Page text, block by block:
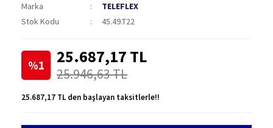
Marka
TELEFLEX
Stok Kodu
45.49.T22
%1 25.687,17 TL
25.946,63 TL
25.687,17 TL den başlayan taksitlerle!!